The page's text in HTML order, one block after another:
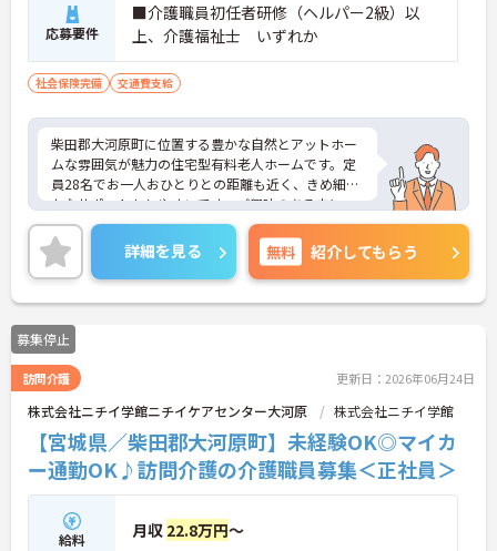
応募要件
■介護職員初任者研修（ヘルパー2級）以
上、介護福祉士 いずれか
社会保険完備 交通費支給
柴田郡大河原町に位置する豊かな自然とアットホー
ムな雰囲気が魅力の住宅型有料老人ホームです。定
員28名でお一人おひとりとの距離も近く、きめ細や
かなサポートもしやすいです。ご興味のある方に
は、面接対策ポイントなど、さらに詳細をお話しい
たしますのでお気軽にご相談ください！
詳細を見る 無料 紹介してもらう
募集停止
訪問介護 更新日：2026年06月24日
株式会社ニチイ学館ニチイケアセンター大河原 株式会社ニチイ学館
【宮城県／柴田郡大河原町】未経験OK◎マイカ
ー通勤OK♪訪問介護の介護職員募集＜正社員＞
給料 月収 22.8万円～